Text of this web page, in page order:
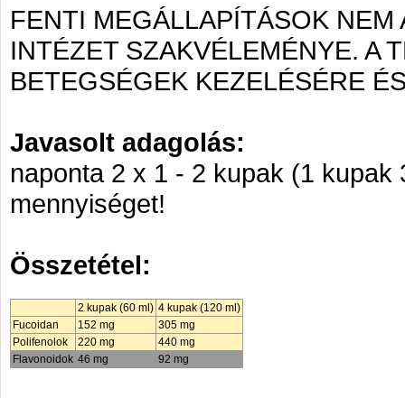
FENTI MEGÁLLAPÍTÁSOK
INTÉZET SZAKVÉLEMÉNYE. A
BETEGSÉGEK KEZELÉSÉRE
Javasolt adagolás:
naponta 2 x 1 - 2 kupak (1
mennyiséget!
Összetétel:
2 kupak (60 ml) 4 kupak (120 ml)
Fucoidan
152 mg
305 mg
Polifenolok
220 mg
440 mg
Flavonoidok 46 mg 92 mg